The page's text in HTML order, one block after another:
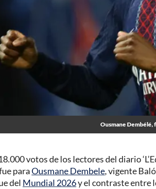
Ousmane Dembélé,
votos de los lectores del diario
paraOusmane Dembele, vigente
del Mundial 2026y el contraste entre